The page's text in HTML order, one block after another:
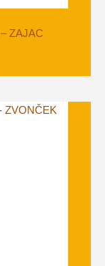
ZAJAC